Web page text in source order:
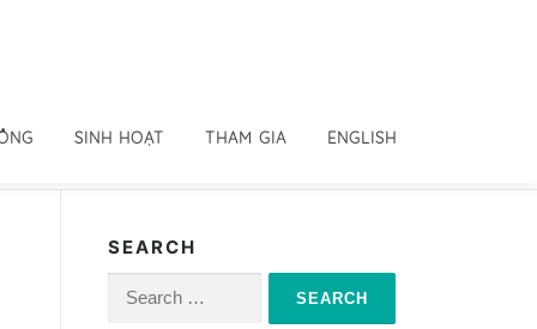
SINH HOẠT THAM GIA ENGLISH
SEARCH
Search